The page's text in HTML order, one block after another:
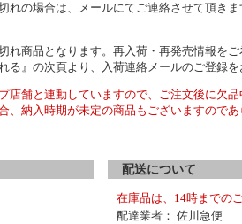
れの場合は、メールにてご連絡させて頂きま
れ商品となります。再入荷・再発売情報をご
る』の次頁より、入荷連絡メールのご登録を
店舗と連動していますので、ご注文後に欠品
、納入時期が未定の商品もございますのであ
配送について
在庫品は、14時までの
配達業者： 佐川急便